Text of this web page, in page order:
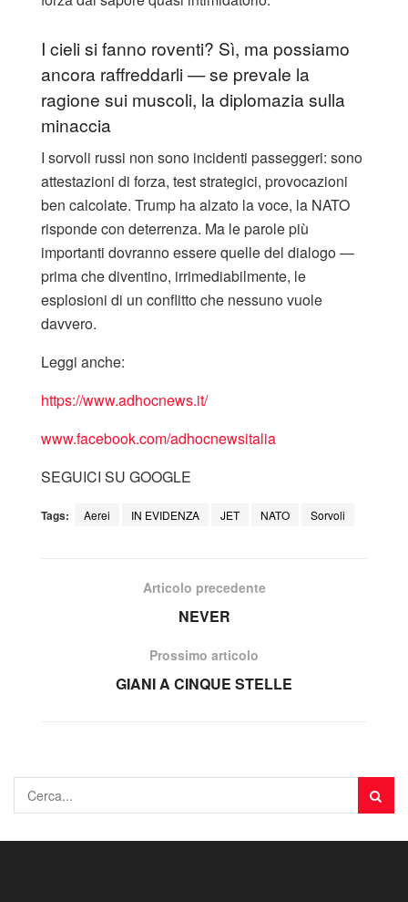
I cieli si fanno roventi? Sì, ma possiamo
ancora raffreddarli — se prevale la
ragione sui muscoli, la diplomazia sulla
minaccia
I sorvoli russi non sono incidenti passeggeri: sono
attestazioni di forza, test strategici, provocazioni
ben calcolate. Trump ha alzato la voce, la NATO
risponde con deterrenza. Ma le parole più
importanti dovranno essere quelle del dialogo —
prima che diventino, irrimediabilmente, le
esplosioni di un conflitto che nessuno vuole
davvero.
Leggi anche:
https://www.adhocnews.it/
www.facebook.com/adhocnewsitalia
SEGUICI SU GOOGLE
Tags: Aerei IN EVIDENZA JET NATO Sorvoli
Articolo precedente
NEVER
Prossimo articolo
GIANI A CINQUE STELLE